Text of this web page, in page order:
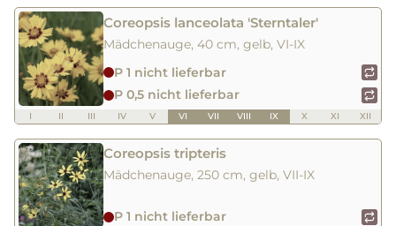
Coreopsis lanceolata 'Sterntaler'
Mädchenauge, 40 cm, gelb, VI-IX
P 1 nicht lieferbar
P 0,5 nicht lieferbar
I II III IV V VI VII VIII IX X XI XII
Coreopsis tripteris
Mädchenauge, 250 cm, gelb, VII-IX
P 1 nicht lieferbar